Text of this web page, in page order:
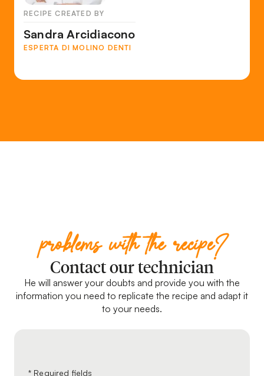
RECIPE CREATED BY
Sandra Arcidiacono
ESPERTA DI MOLINO DENTI
problems with the recipe?
Contact our technician
He will answer your doubts and provide you with the
information you need to replicate the recipe and adapt it
to your needs.
Leave
* Required fields